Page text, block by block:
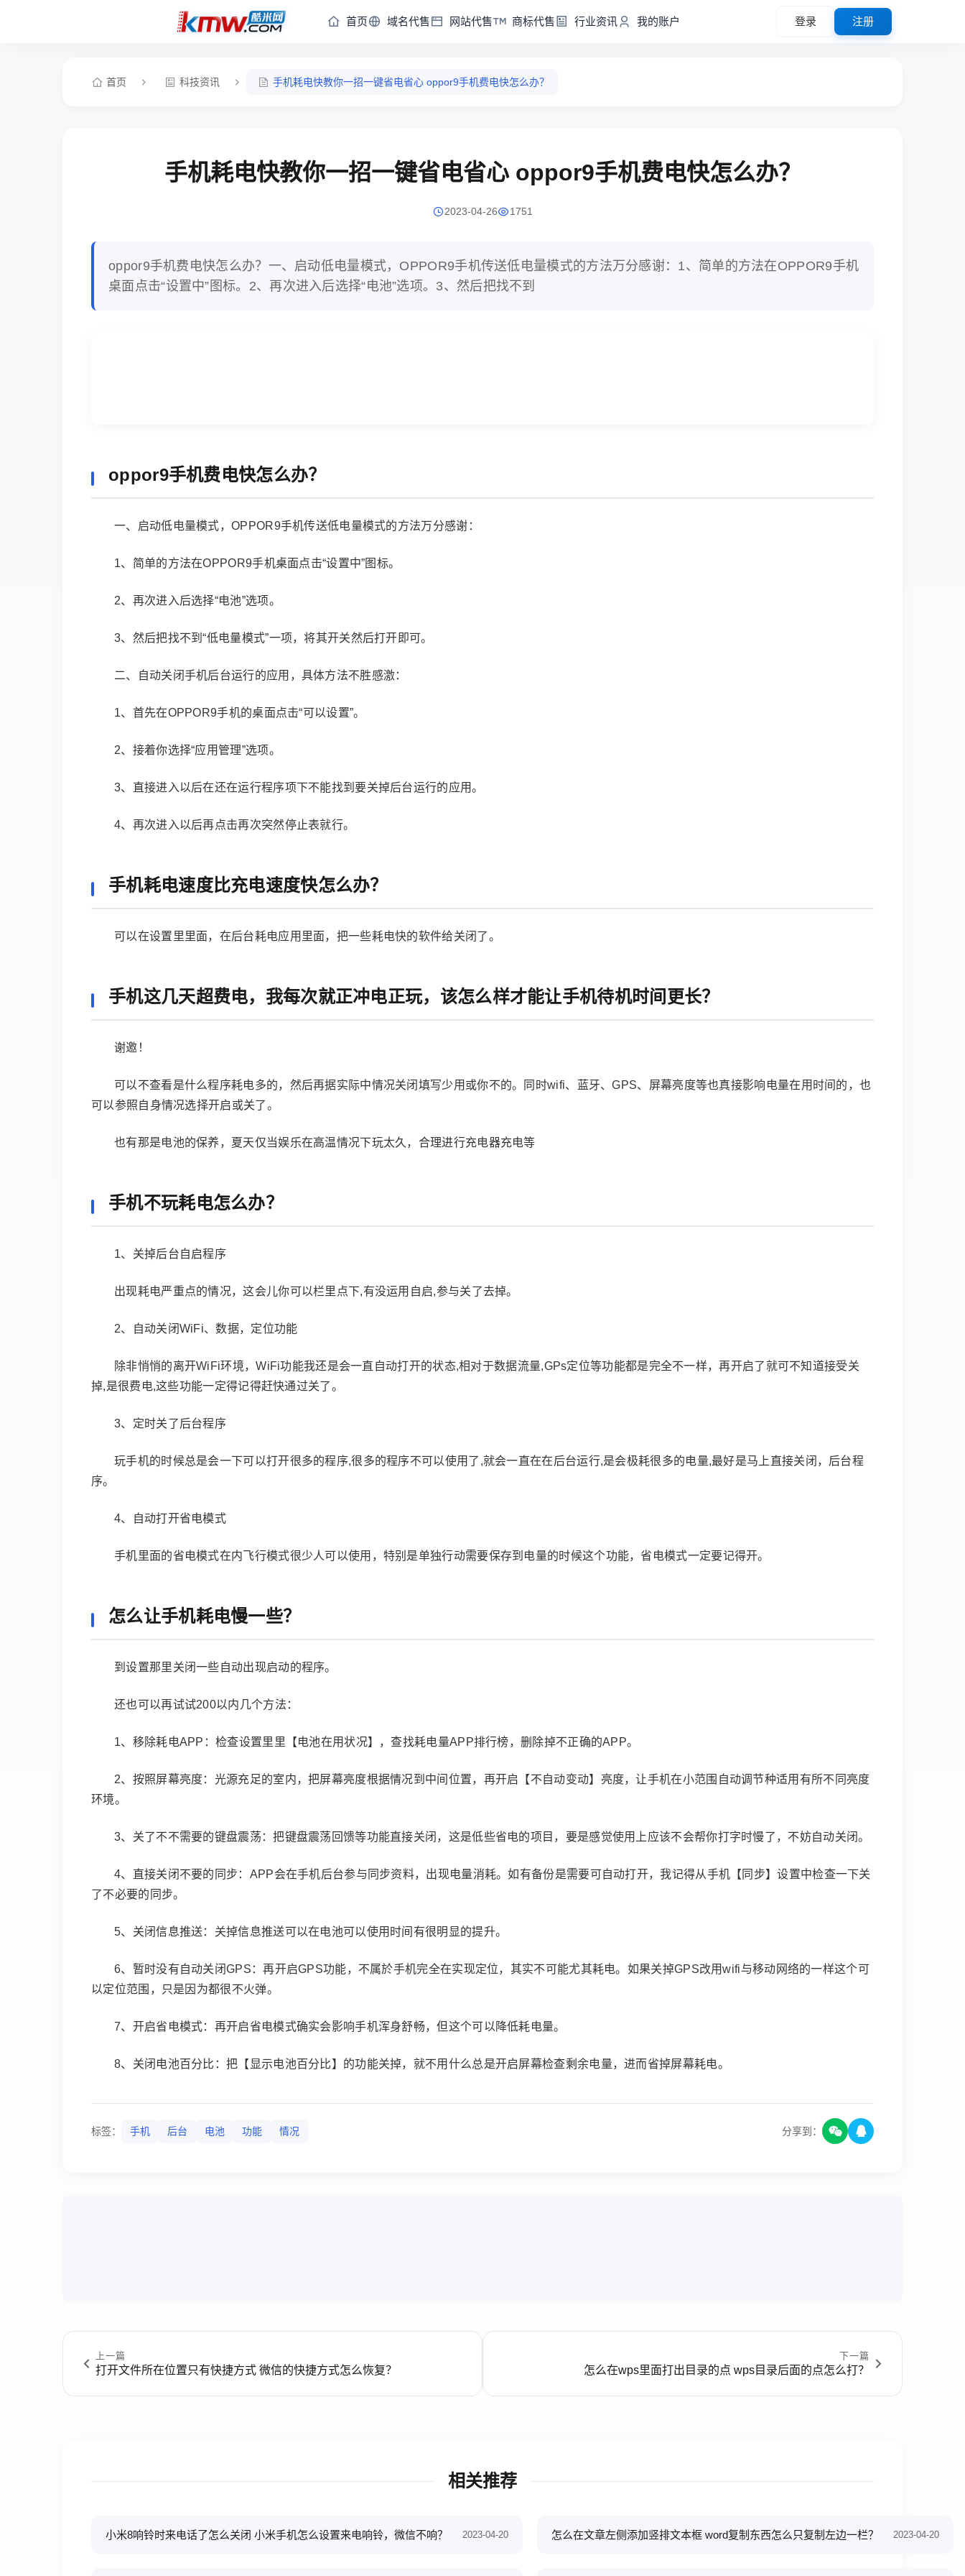
首页 域名代售 网站代售 商标代售 行业资讯 我的账户 登录 注册
首页 科技资讯 手机耗电快教你一招一键省电省心 oppor9手机费电快怎么办？
手机耗电快教你一招一键省电省心 oppor9手机费电快怎么办？
2023-04-26 1751
oppor9手机费电快怎么办？一、启动低电量模式，OPPOR9手机传送低电量模式的方法万分感谢：1、简单的方法在OPPOR9手机
桌面点击“设置中”图标。2、再次进入后选择“电池”选项。3、然后把找不到
oppor9手机费电快怎么办？
一、启动低电量模式，OPPOR9手机传送低电量模式的方法万分感谢：
1、简单的方法在OPPOR9手机桌面点击“设置中”图标。
2、再次进入后选择“电池”选项。
3、然后把找不到“低电量模式”一项，将其开关然后打开即可。
二、自动关闭手机后台运行的应用，具体方法不胜感激：
1、首先在OPPOR9手机的桌面点击“可以设置”。
2、接着你选择“应用管理”选项。
3、直接进入以后在还在运行程序项下不能找到要关掉后台运行的应用。
4、再次进入以后再点击再次突然停止表就行。
手机耗电速度比充电速度快怎么办？
可以在设置里里面，在后台耗电应用里面，把一些耗电快的软件给关闭了。
手机这几天超费电，我每次就正冲电正玩，该怎么样才能让手机待机时间更长？
谢邀！
可以不查看是什么程序耗电多的，然后再据实际中情况关闭填写少用或你不的。同时wifi、蓝牙、GPS、屏幕亮度等也真接影响电量在用时间的，也
可以参照自身情况选择开启或关了。
也有那是电池的保养，夏天仅当娱乐在高温情况下玩太久，合理进行充电器充电等
手机不玩耗电怎么办？
1、关掉后台自启程序
出现耗电严重点的情况，这会儿你可以栏里点下,有没运用自启,参与关了去掉。
2、自动关闭WiFi、数据，定位功能
除非悄悄的离开WiFi环境，WiFi功能我还是会一直自动打开的状态,相对于数据流量,GPs定位等功能都是完全不一样，再开启了就可不知道接受关
掉,是很费电,这些功能一定得记得赶快通过关了。
3、定时关了后台程序
玩手机的时候总是会一下可以打开很多的程序,很多的程序不可以使用了,就会一直在在后台运行,是会极耗很多的电量,最好是马上直接关闭，后台程
序。
4、自动打开省电模式
手机里面的省电模式在内飞行模式很少人可以使用，特别是单独行动需要保存到电量的时候这个功能，省电模式一定要记得开。
怎么让手机耗电慢一些？
到设置那里关闭一些自动出现启动的程序。
还也可以再试试200以内几个方法：
1、移除耗电APP：检查设置里里【电池在用状况】，查找耗电量APP排行榜，删除掉不正确的APP。
2、按照屏幕亮度：光源充足的室内，把屏幕亮度根据情况到中间位置，再开启【不自动变动】亮度，让手机在小范围自动调节种适用有所不同亮度
环境。
3、关了不不需要的键盘震荡：把键盘震荡回馈等功能直接关闭，这是低些省电的项目，要是感觉使用上应该不会帮你打字时慢了，不妨自动关闭。
4、直接关闭不要的同步：APP会在手机后台参与同步资料，出现电量消耗。如有备份是需要可自动打开，我记得从手机【同步】设置中检查一下关
了不必要的同步。
5、关闭信息推送：关掉信息推送可以在电池可以使用时间有很明显的提升。
6、暂时没有自动关闭GPS：再开启GPS功能，不属於手机完全在实现定位，其实不可能尤其耗电。如果关掉GPS改用wifi与移动网络的一样这个可
以定位范围，只是因为都很不火弹。
7、开启省电模式：再开启省电模式确实会影响手机浑身舒畅，但这个可以降低耗电量。
8、关闭电池百分比：把【显示电池百分比】的功能关掉，就不用什么总是开启屏幕检查剩余电量，进而省掉屏幕耗电。
标签： 手机 后台 电池 功能 情况 分享到：
上一篇
打开文件所在位置只有快捷方式 微信的快捷方式怎么恢复？
下一篇
怎么在wps里面打出目录的点 wps目录后面的点怎么打？
相关推荐
小米8响铃时来电话了怎么关闭 小米手机怎么设置来电响铃，微信不响？ 2023-04-20 怎么在文章左侧添加竖排文本框 word复制东西怎么只复制左边一栏？ 2023-04-20